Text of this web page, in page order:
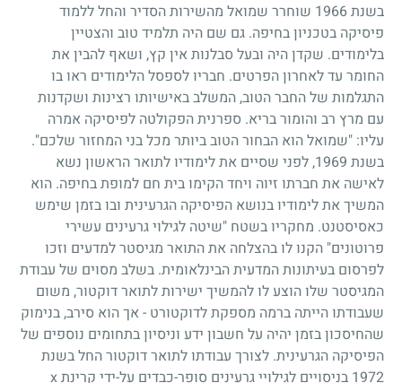
בשנת1966 שוחרר שמואל מהשירות הסדיר והחל ללמוד
פיסיקה בטכניון בחיפה. גם שם היה תלמיד טוב והצטיין
בלימודים. שקדן היה ובעל סבלנות אין קץ, ושאף להבין את
החומר עד לאחרון הפרטים. חבריו לספסל הלימודים ראו בו
התגלמות של החבר הטוב, המשלב באישיותו רצינות ושקדנות
עם מרץ רב והומור בריא. ספרנית הפקולטה לפיסיקה אמרה
עליו: "שמואל הוא הבחור הטוב ביותר מכל בני המחזור שלכם".
בשנת 1969, לפני שסיים את לימודיו לתואר הראשון נשא
לאישה את חברתו זיוה ויחד הקימו בית חם למופת בחיפה. הוא
המשיך את לימודיו בנושא הפיסיקה הגרעינית ובו בזמן שימש
כאסיסטנט. מחקריו בשטח "שיטה לגילוי גרעינים עשירי
פרוטונים" הקנו לו בהצלחה את התואר מגיסטר למדעים וזכו
לפרסום בעיתונות המדעית הבינלאומית. בשלב מסוים של עבודת
המגיסטר שלו הוצע לו להמשיך ישירות לתואר דוקטור, משום
שעבודתו הייתה ברמה מספקת לדוקטורט -אך הוא סירב, בנימוק
שהחיסכון בזמן יהיה על חשבון ידע וניסיון בתחומים נוספים של
הפיסיקה הגרעינית. לצורך עבודתו לתואר דוקטור החל בשנת
1972 בניסויים לגילויי גרעינים סופר-כבדים על-ידי קרינתx